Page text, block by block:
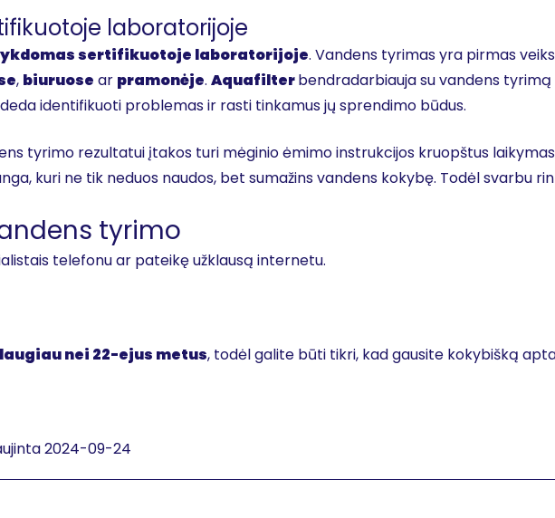
laboratorijoje
sertifikuotoje laboratorijoje. Vandens tyrimas yra pirmas
, biuruose ar pramonėje. Aquafilterbendradarbiauja su vandens
identifikuoti problemas ir rasti tinkamus jų sprendimo būdus.
tyrimo rezultatui įtakos turi mėginio ėmimo instrukcijos kruopštus
kuri ne tik neduos naudos, bet sumažins vandens kokybę. Todėl svarbu
tyrimo
telefonu ar pateikę užklausą internetu.
nei 22-ejus metus, todėl galite būti tikri, kad gausite kokybišką
2024-09-24